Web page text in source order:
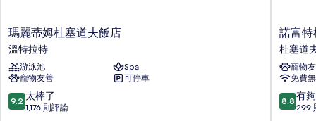
瑪
麗
蒂
姆
杜
塞
道
瑪麗蒂姆杜塞道夫飯店
溫特拉特
游泳池
Spa
寵物友善
可停車
9.2
分，
9.2 太棒了
1,176 則評論
諾
富
特
杜
塞
道
夫
諾富特
杜塞道
寵物
免費
8.8
分，
8.8 有
299